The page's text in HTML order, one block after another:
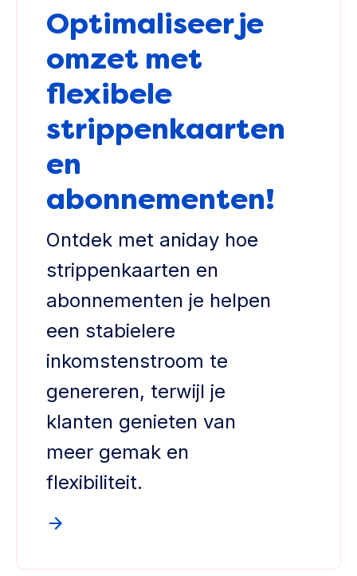
Optimaliseer je
omzet met
flexibele
strippenkaarten
en
abonnementen!
Ontdek met aniday hoe
strippenkaarten en
abonnementen je helpen
een stabielere
inkomstenstroom te
genereren, terwijl je
klanten genieten van
meer gemak en
flexibiliteit.